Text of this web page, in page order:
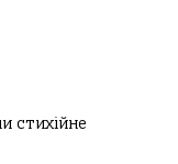
стихійне